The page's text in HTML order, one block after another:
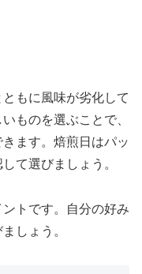
もに風味が劣化して
ものを選ぶことで、
ます。焙煎日はパッ
て選びましょう。
トです。自分の好み
しょう。